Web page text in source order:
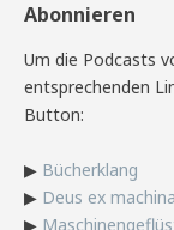
Abonnieren
Um die Podcasts
entsprechenden
Button:
▶ Bücherklang
▶ Deus ex machina
▶